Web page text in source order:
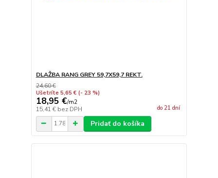
DLAŽBA RANG GREY 59,7X59,7 REKT.
24,60 €
Ušetríte 5,65 € (- 23 %)
18,95 €/m2
15,41 € bez DPH do 21 dní
Pridať do košíka